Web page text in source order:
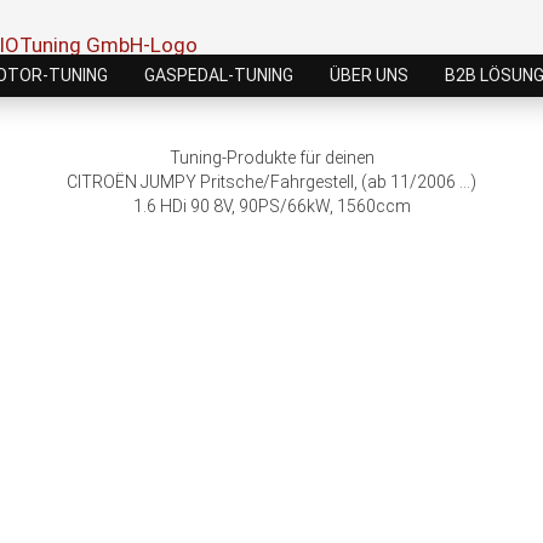
TUNING GASPEDAL-TUNING ÜBER UNS B2B
Tuning-Produkte für deinen
CITROËN JUMPY Pritsche/Fahrgestell, (ab 11/2006 ...)
1.6 HDi 90 8V, 90PS/66kW, 1560ccm